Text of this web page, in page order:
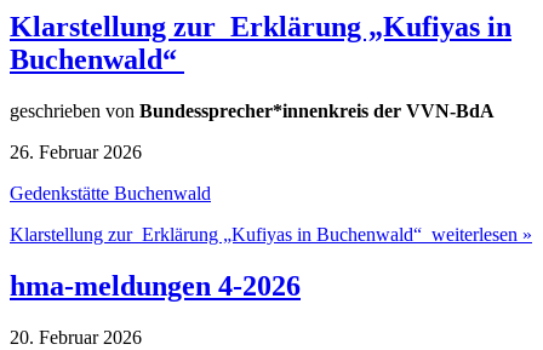
Klarstellung zur Erklärung „Kufiyas in
Buchenwald“
geschrieben von Bundessprecher*innenkreis der VVN-BdA
26. Februar 2026
Gedenkstätte Buchenwald
Klarstellung zur Erklärung „Kufiyas in Buchenwald“ weiterlesen »
hma-meldungen 4-2026
20. Februar 2026